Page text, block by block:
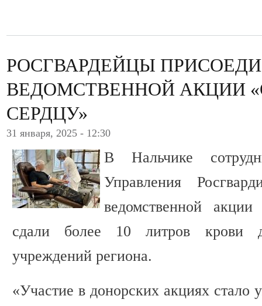
РОСГВАРДЕЙЦЫ
ВЕДОМСТВЕННОЙ АКЦИИ
СЕРДЦУ»
31 января, 2025 - 12:30
В Нальчике
Управления
ведомственной
сдали более 10 литров крови
учреждений региона.
«Участие в донорских акциях стало